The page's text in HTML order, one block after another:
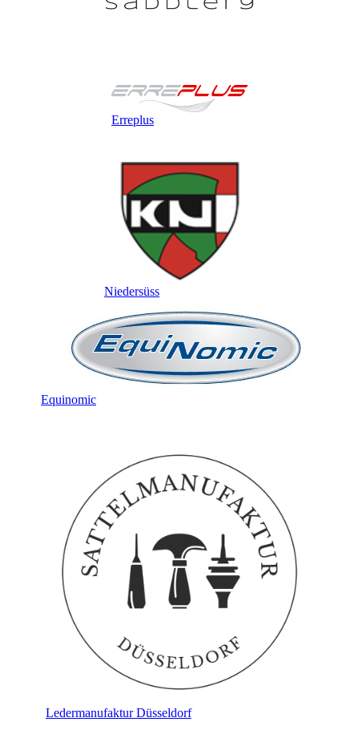
Erreplus
Niedersüss
Equinomic
Ledermanufaktur Düsseldorf